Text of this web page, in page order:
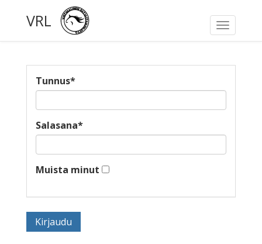
Toggle
VRL
Tunnus*
Salasana*
Muista minut